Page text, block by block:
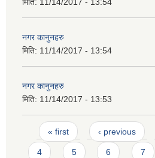
नगर कानुनहरु
मिति: 11/14/2017 - 13:54
नगर कानुनहरु
मिति: 11/14/2017 - 13:53
Pages
« first ‹ previous
4 5 6 7